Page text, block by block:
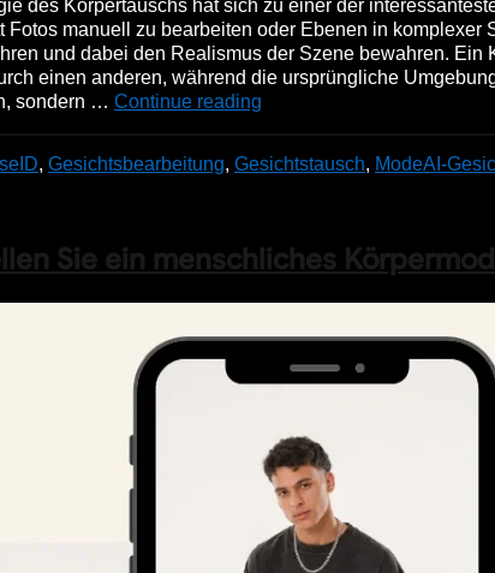
des Körpertauschs hat sich zu einer der
manuell zu bearbeiten oder Ebenen in komplexer
und dabei den Realismus der Szene bewahren. Ein
einen anderen, während die ursprüngliche
sondern … Continue reading
Gesichtsbearbeitung Gesichtstausch ModeAI-
Sie ein menschliches